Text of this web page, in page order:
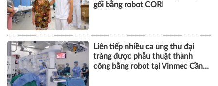
gối bằng robot CORI
Liên tiếp nhiều ca ung thư đại
tràng được phẫu thuật thành
công bằng robot tại Vinmec Cần